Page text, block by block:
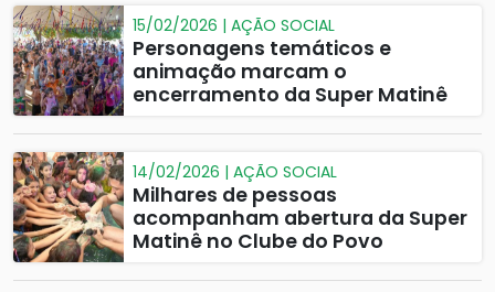
15/02/2026 | AÇÃO SOCIAL
Personagens temáticos e
animação marcam o
encerramento da Super Matinê
14/02/2026 | AÇÃO SOCIAL
Milhares de pessoas
acompanham abertura da Super
Matinê no Clube do Povo